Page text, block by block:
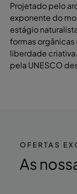
Projetado pelo
exponente do
estágio
formas orgânicas
liberdade
pela UNESCO
OFERTAS
As